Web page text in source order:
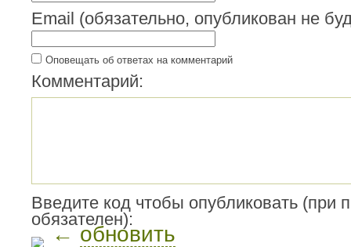
Email (обязательно, опубликован не
Оповещать об ответах на комментарий
Комментарий:
Введите код чтобы опубликовать (при
обязателен):
← обновить